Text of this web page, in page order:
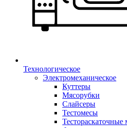
Технологическое
Электромеханическое
Куттеры
Мясорубки
Слайсеры
Тестомесы